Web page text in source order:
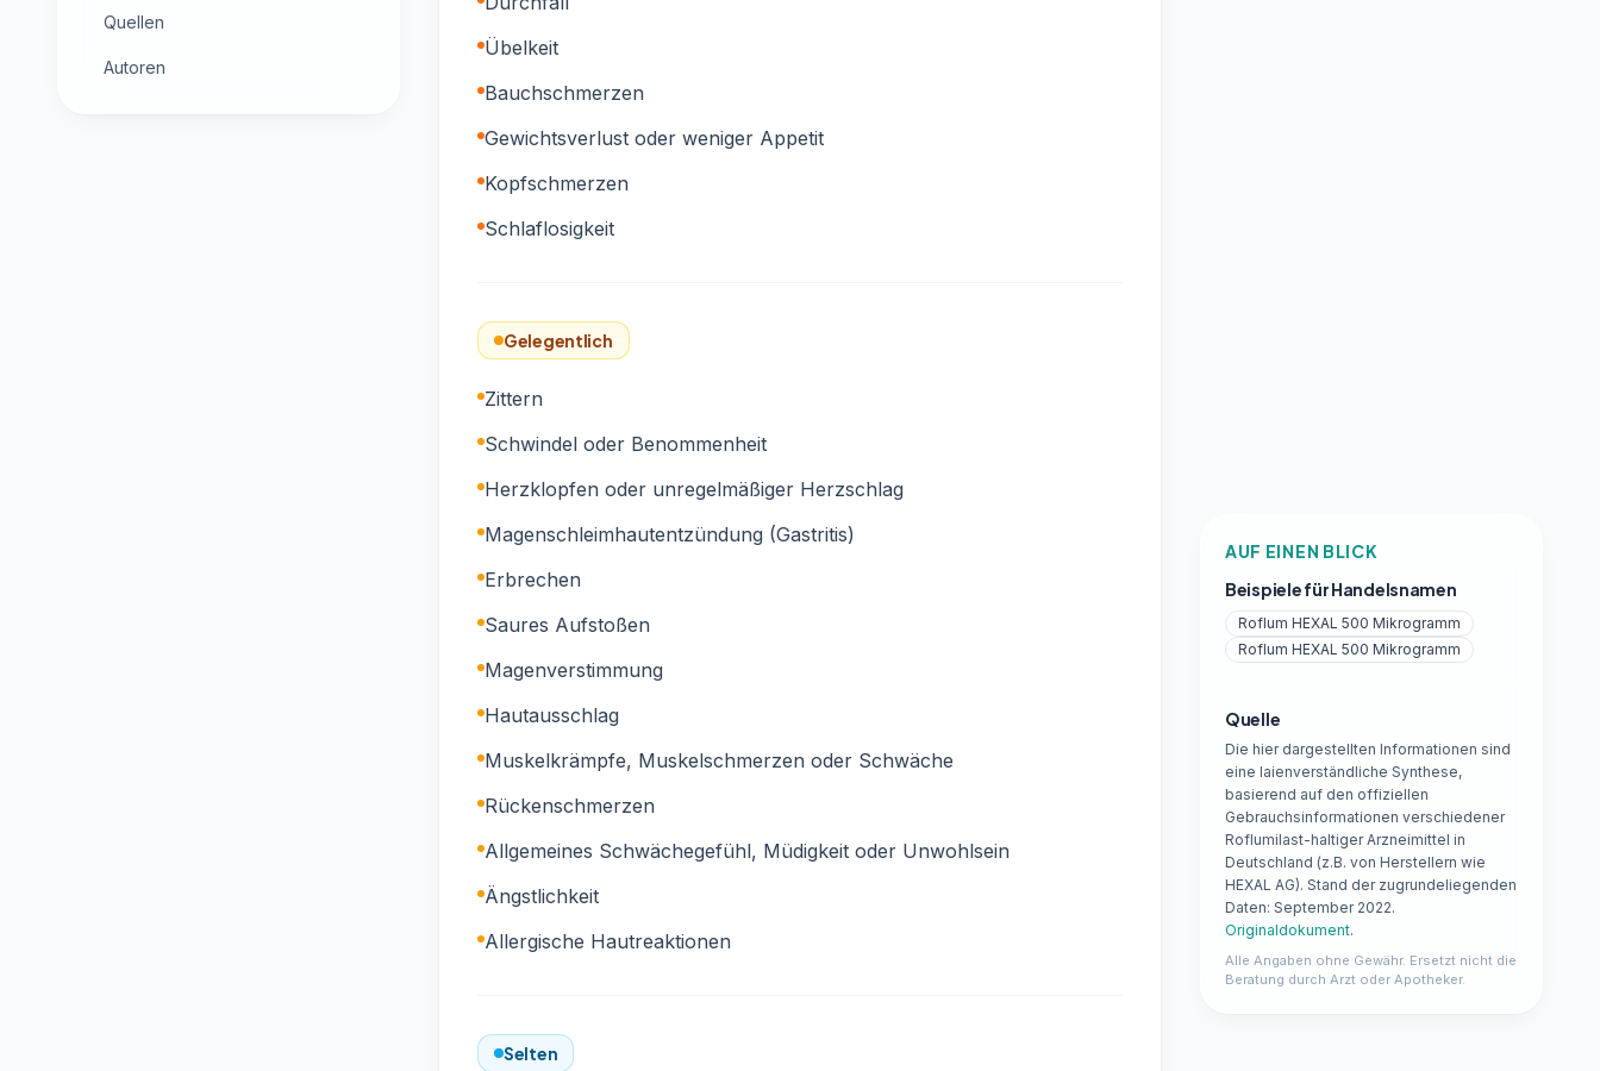
Quellen
Autoren
Übelkeit
Bauchschmerzen
Gewichtsverlust oder weniger Appetit
Kopfschmerzen
Schlaflosigkeit
Gelegentlich
Zittern
Schwindel oder Benommenheit
Herzklopfen oder unregelmäßiger Herzschlag
Magenschleimhautentzündung (Gastritis)
Erbrechen
Saures Aufstoßen
Magenverstimmung
Hautausschlag
Muskelkrämpfe, Muskelschmerzen oder Schwäche
Rückenschmerzen
Allgemeines Schwächegefühl, Müdigkeit oder Unwohlsein
Ängstlichkeit
Allergische Hautreaktionen
Selten
AUF EINEN BLICK
Beispiele für Handelsnamen
Roflum HEXAL 500 Mikrogramm
Roflum HEXAL 500 Mikrogramm
Quelle
Die hier dargestellten Informationen sind
eine laienverständliche Synthese,
basierend auf den offiziellen
Gebrauchsinformationen verschiedener
Roflumilast-haltiger Arzneimittel in
Deutschland (z.B. von Herstellern wie
HEXAL AG). Stand der zugrundeliegenden
Daten: September 2022.
Originaldokument.
Alle Angaben ohne Gewähr. Ersetzt nicht die
Beratung durch Arzt oder Apotheker.